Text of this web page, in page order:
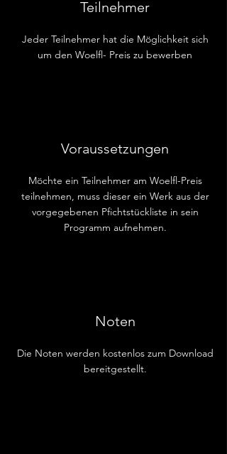
Teilnehmer
Jeder Teilnehmer hat die Möglichkeit sich
um den Woelfl- Preis zu bewerben
Voraussetzungen
Möchte ein Teilnehmer am Woelfl-Preis
teilnehmen, muss dieser ein Werk aus der
vorgegebenen Pfichtstückliste in sein
Programm aufnehmen.
Noten
Die Noten werden kostenlos zum Download
bereitgestellt.